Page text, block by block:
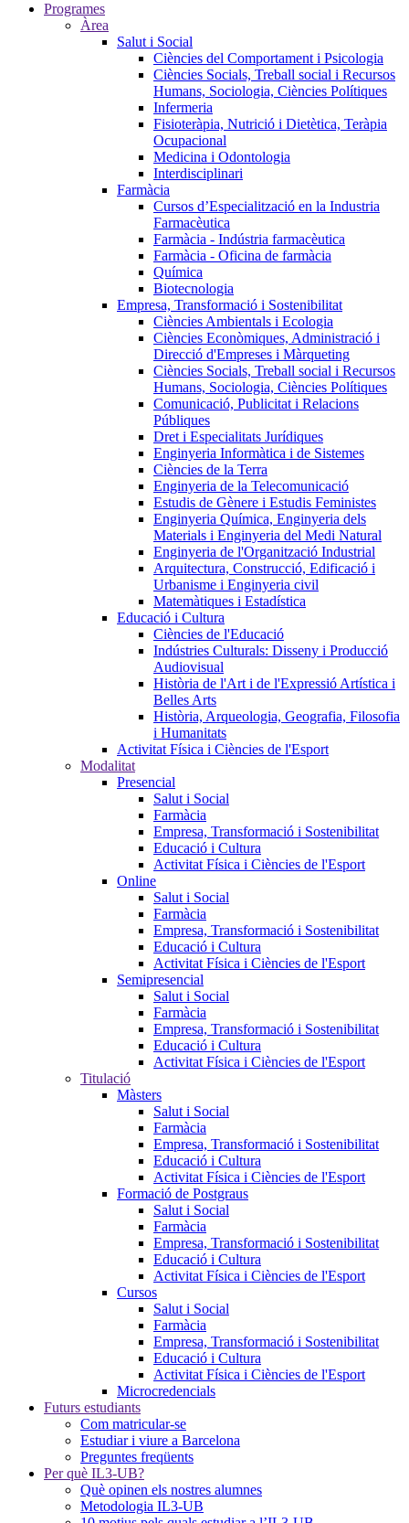
Programes
Àrea
Salut i Social
Ciències del Comportament i Psicologia
Ciències Socials, Treball social i Recursos
Humans, Sociologia, Ciències Polítiques
Infermeria
Fisioteràpia, Nutrició i Dietètica, Teràpia
Ocupacional
Medicina i Odontologia
Interdisciplinari
Farmàcia
Cursos d’Especialització en la Industria
Farmacèutica
Farmàcia - Indústria farmacèutica
Farmàcia - Oficina de farmàcia
Química
Biotecnologia
Empresa, Transformació i Sostenibilitat
Ciències Ambientals i Ecologia
Ciències Econòmiques, Administració i
Direcció d'Empreses i Màrqueting
Ciències Socials, Treball social i Recursos
Humans, Sociologia, Ciències Polítiques
Comunicació, Publicitat i Relacions
Públiques
Dret i Especialitats Jurídiques
Enginyeria Informàtica i de Sistemes
Ciències de la Terra
Enginyeria de la Telecomunicació
Estudis de Gènere i Estudis Feministes
Enginyeria Química, Enginyeria dels
Materials i Enginyeria del Medi Natural
Enginyeria de l'Organització Industrial
Arquitectura, Construcció, Edificació i
Urbanisme i Enginyeria civil
Matemàtiques i Estadística
Educació i Cultura
Ciències de l'Educació
Indústries Culturals: Disseny i Producció
Audiovisual
Història de l'Art i de l'Expressió Artística i
Belles Arts
Història, Arqueologia, Geografia, Filosofia
i Humanitats
Activitat Física i Ciències de l'Esport
Modalitat
Presencial
Salut i Social
Farmàcia
Empresa, Transformació i Sostenibilitat
Educació i Cultura
Activitat Física i Ciències de l'Esport
Online
Salut i Social
Farmàcia
Empresa, Transformació i Sostenibilitat
Educació i Cultura
Activitat Física i Ciències de l'Esport
Semipresencial
Salut i Social
Farmàcia
Empresa, Transformació i Sostenibilitat
Educació i Cultura
Activitat Física i Ciències de l'Esport
Titulació
Màsters
Salut i Social
Farmàcia
Empresa, Transformació i Sostenibilitat
Educació i Cultura
Activitat Física i Ciències de l'Esport
Formació de Postgraus
Salut i Social
Farmàcia
Empresa, Transformació i Sostenibilitat
Educació i Cultura
Activitat Física i Ciències de l'Esport
Cursos
Salut i Social
Farmàcia
Empresa, Transformació i Sostenibilitat
Educació i Cultura
Activitat Física i Ciències de l'Esport
Microcredencials
Futurs estudiants
Com matricular-se
Estudiar i viure a Barcelona
Preguntes freqüents
Per què IL3-UB?
Què opinen els nostres alumnes
Metodologia IL3-UB